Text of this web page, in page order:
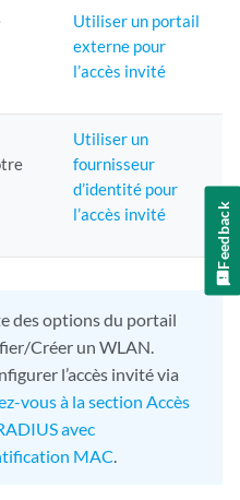
Utiliser un portail
externe pour
l’accès invité
Utiliser un
fournisseur
d’identité pour
l’accès invité
des options du portail
Créer un WLAN.
l’accès invité via
vous à la section Accès
avec
MAC.
Feedback